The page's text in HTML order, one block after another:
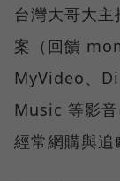
台灣大哥大
案（回饋
MyVideo、
Music 等影
經常網購與追